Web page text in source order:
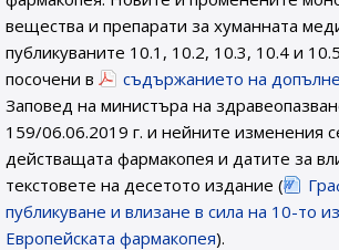
вещества и препарати за хуманната
публикуваните 10.1, 10.2, 10.3, 10.4 и
посочени в
съдържанието на
Заповед на министъра на
159/06.06.2019 г. и нейните изменения
действащата фармакопея и датите за
текстовете на десетото издание (
публикуване и влизане в сила на 10-то
Европейската фармакопея).